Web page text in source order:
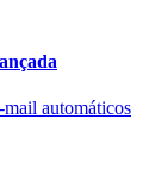
automáticos